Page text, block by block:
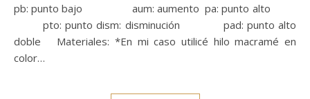
pb: punto bajo aum: aumento pa: punto alto
pto: punto dism: disminución pad: punto alto
doble Materiales: *En mi caso utilicé hilo macramé en
color…